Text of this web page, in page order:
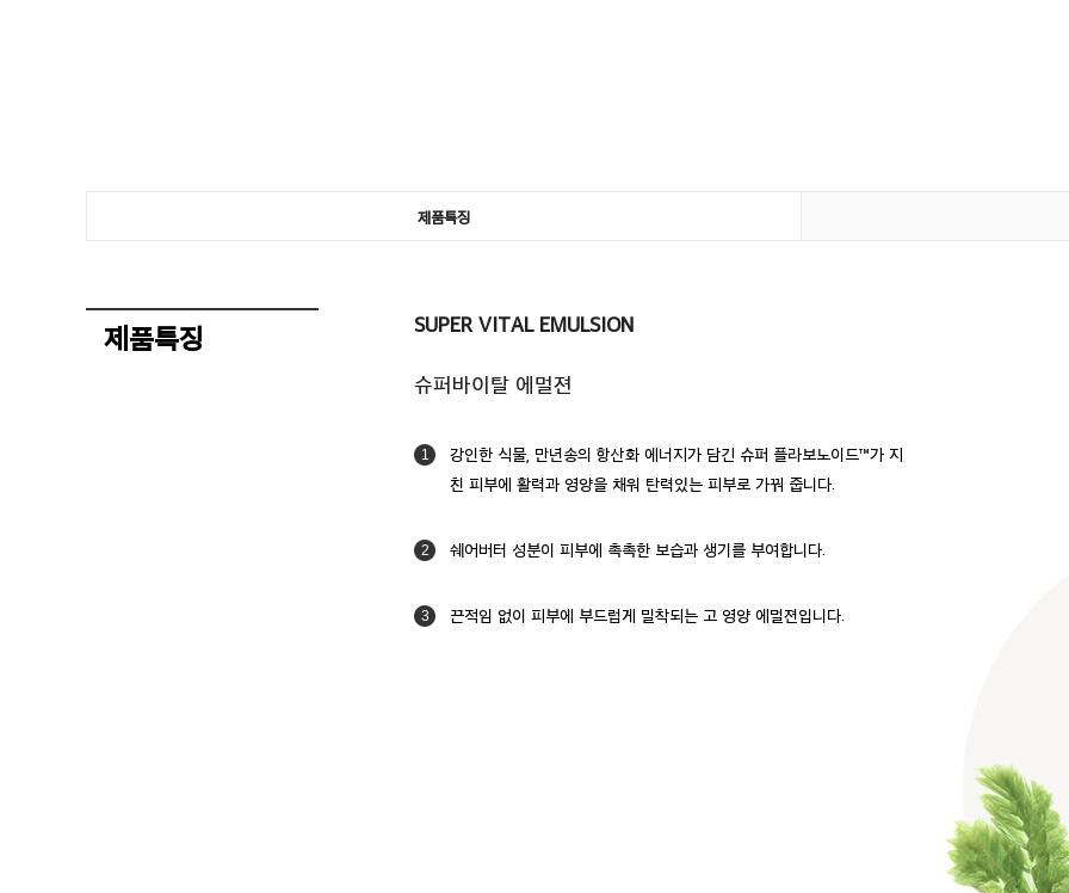
제품특징
제품특징 SUPER VITAL EMULSION
슈퍼바이탈 에멀젼
1
강인한 식물, 만년송의 항산화 에너지가 담긴 슈퍼 플라보노이드™가 지
친 피부에 활력과 영양을 채워 탄력있는 피부로 가꿔 줍니다.
2 쉐어버터 성분이 피부에 촉촉한 보습과 생기를 부여합니다.
3 끈적임 없이 피부에 부드럽게 밀착되는 고 영양 에멀젼입니다.